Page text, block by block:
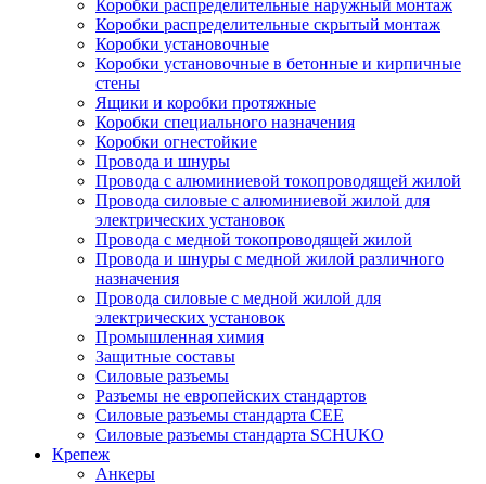
Коробки распределительные наружный монтаж
Коробки распределительные скрытый монтаж
Коробки установочные
Коробки установочные в бетонные и кирпичные
стены
Ящики и коробки протяжные
Коробки специального назначения
Коробки огнестойкие
Провода и шнуры
Провода с алюминиевой токопроводящей жилой
Провода силовые с алюминиевой жилой для
электрических установок
Провода с медной токопроводящей жилой
Провода и шнуры с медной жилой различного
назначения
Провода силовые с медной жилой для
электрических установок
Промышленная химия
Защитные составы
Силовые разъемы
Разъемы не европейских стандартов
Силовые разъемы стандарта CEE
Силовые разъемы стандарта SCHUKO
Крепеж
Анкеры